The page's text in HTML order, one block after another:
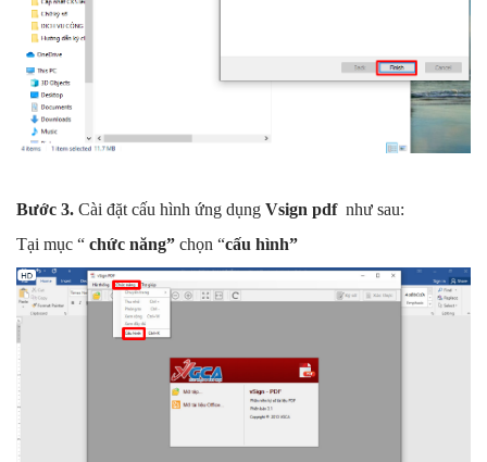
Bước 3. Cài đặt cấu hình ứng dụng Vsign pdfnhư sau:
Tại mục “ chức năng” chọn “cấu hình”